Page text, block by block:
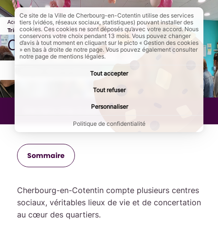
Accueil Au quotidien Centres sociaux Page active :
Centre social Flora
Tristan
Centre social Flora Tristan
AddToAny (share) est désactivé. Autoriser
Dernière mise à jour :29/05/2026
Sommaire
Cherbourg-en-Cotentin compte plusieurs centres
sociaux, véritables lieux de vie et de concertation
au cœur des quartiers.
Ce site de la Ville de Cherbourg-en-Cotentin utilise des services
tiers (vidéos, réseaux sociaux, statistiques) pouvant installer des
cookies. Ces cookies ne sont déposés qu’avec votre accord. Nous
conservons votre choix pendant 13 mois. Vous pouvez changer
d’avis à tout moment en cliquant sur le picto « Gestion des cookies
» en bas à droite de notre page. Vous pouvez également consulter
notre page de mentions légales.
Tout accepter
Tout refuser
Personnaliser
Politique de confidentialité